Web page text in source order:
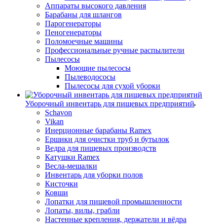
Аппараты высокого давления
Барабаны для шлангов
Парогенераторы
Пеногенераторы
Поломоечные машины
Профессиональные ручные распылители
Пылесосы
Моющие пылесосы
Пылеводососы
Пылесосы для сухой уборки
Уборочный инвентарь для пищевых предприятий
Schavon
Vikan
Инерционные барабаны Ramex
Ершики для очистки труб и бутылок
Ведра для пищевых производств
Катушки Ramex
Весла-мешалки
Инвентарь для уборки полов
Кисточки
Ковши
Лопатки для пищевой промышленности
Лопаты, вилы, грабли
Настенные крепления, держатели и вёдра